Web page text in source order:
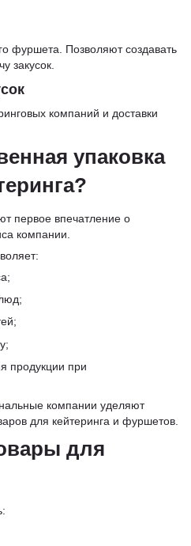
фуршета. Позволяют создавать
закусок.
компаний и доставки
упаковка
первое впечатление о
компании.
продукции при
компании уделяют
для кейтеринга и фуршетов.
для